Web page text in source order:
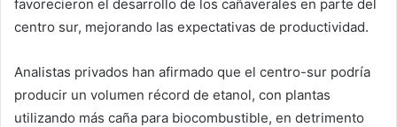
favorecieron el desarrollo de los cañaverales en parte del
centro sur, mejorando las expectativas de productividad.
Analistas privados han afirmado que el centro-sur podría
producir un volumen récord de etanol, con plantas
utilizando más caña para biocombustible, en detrimento